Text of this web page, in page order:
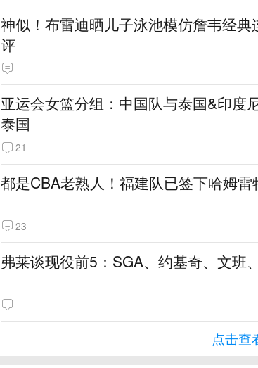
神似！布雷迪晒儿子泳池模仿詹韦经
评
亚运会女篮分组：中国队与泰国&印度
泰国
21
都是CBA老熟人！福建队已签下哈姆雷
23
弗莱谈现役前5：SGA、约基奇、文班
点击查